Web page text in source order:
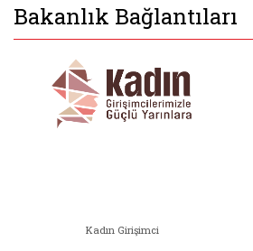
Bakanlık Bağlantıları
Kadın Girişimci